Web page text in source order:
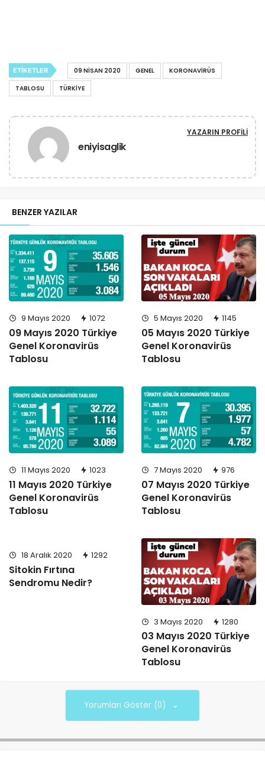
ETIKETLER 09 NISAN 2020 GENEL
KORONAVIRÜS
TABLOSU
TÜRKIYE
eniyisaglik
YAZARIN PROFILI
BENZER YAZILAR
9 Mayıs 2020 1072
09 Mayıs 2020 Türkiye
Genel Koronavirüs
Tablosu
5 Mayıs 2020 1145
05 Mayıs 2020 Türkiye
Genel Koronavirüs
Tablosu
11 Mayıs 2020 1023
11 Mayıs 2020 Türkiye
Genel Koronavirüs
Tablosu
7 Mayıs 2020 976
07 Mayıs 2020 Türkiye
Genel Koronavirüs
Tablosu
18 Aralık 2020 1292
Sitokin Fırtına
Sendromu Nedir?
3 Mayıs 2020 1280
03 Mayıs 2020 Türkiye
Genel Koronavirüs
Tablosu
Yorumları Göster (0)